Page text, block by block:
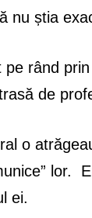
nu știa
pe rând
de
o
lor.
ei.